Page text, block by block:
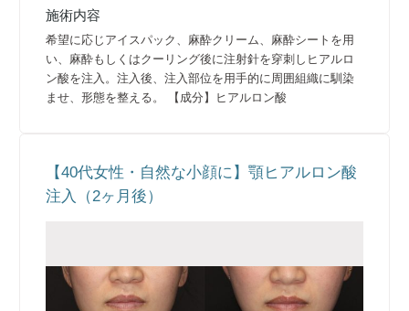
施術内容
希望に応じアイスパック、麻酔クリーム、麻酔シートを用
い、麻酔もしくはクーリング後に注射針を穿刺しヒアルロ
ン酸を注入。注入後、注入部位を用手的に周囲組織に馴染
ませ、形態を整える。 【成分】ヒアルロン酸
【40代女性・自然な小顔に】顎ヒアルロン酸
注入（2ヶ月後）